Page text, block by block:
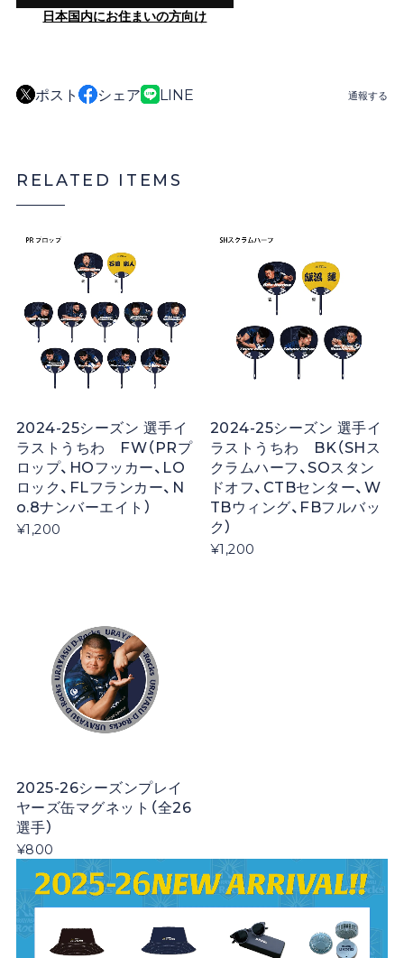
日本国内にお住まいの方向け
ポスト シェア LINE 通報する
RELATED ITEMS
2024-25シーズン 選手イ
ラストうちわ FW（PRプ
ロップ、HOフッカー、LO
ロック、FLフランカー、N
o.8ナンバーエイト）
¥1,200
2024-25シーズン 選手イ
ラストうちわ BK（SHス
クラムハーフ、SOスタン
ドオフ、CTBセンター、W
TBウィング、FBフルバッ
ク）
¥1,200
2025-26シーズンプレイ
ヤーズ缶マグネット（全26
選手）
¥800